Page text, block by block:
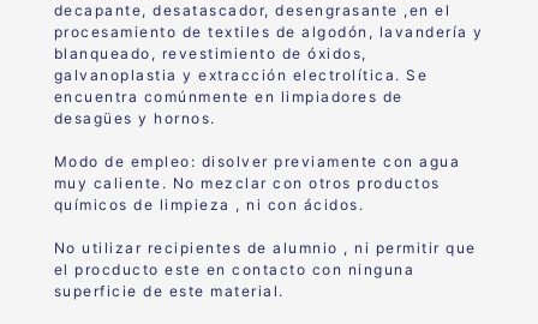
decapante, desatascador, desengrasante ,en el
procesamiento de textiles de algodón, lavandería y
blanqueado, revestimiento de óxidos,
galvanoplastia y extracción electrolítica. Se
encuentra comúnmente en limpiadores de
desagües y hornos.
Modo de empleo: disolver previamente con agua
muy caliente. No mezclar con otros productos
químicos de limpieza , ni con ácidos.
No utilizar recipientes de alumnio , ni permitir que
el procducto este en contacto con ninguna
superficie de este material.